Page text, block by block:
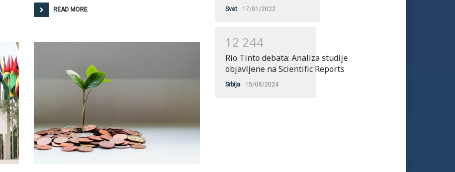
READ MORE Svet 17/01/2022
1 2 244
Rio Tinto debata: Analiza studije
objavljene na Scientific Reports
Srbija 15/08/2024